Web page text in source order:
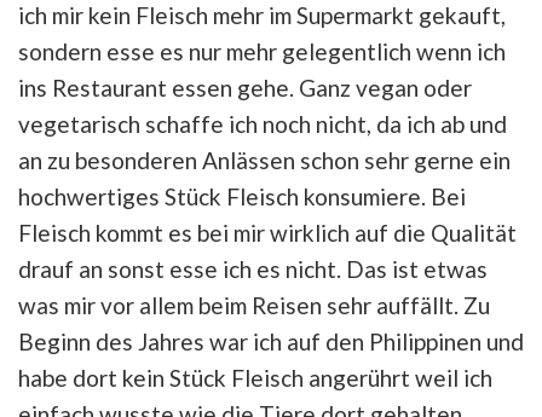
ich mir kein Fleisch mehr im Supermarkt gekauft,
sondern esse es nur mehr gelegentlich wenn ich
ins Restaurant essen gehe. Ganz vegan oder
vegetarisch schaffe ich noch nicht, da ich ab und
an zu besonderen Anlässen schon sehr gerne ein
hochwertiges Stück Fleisch konsumiere. Bei
Fleisch kommt es bei mir wirklich auf die Qualität
drauf an sonst esse ich es nicht. Das ist etwas
was mir vor allem beim Reisen sehr auffällt. Zu
Beginn des Jahres war ich auf den Philippinen und
habe dort kein Stück Fleisch angerührt weil ich